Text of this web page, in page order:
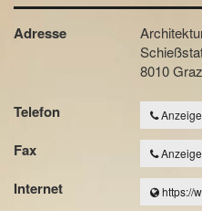
Adresse
8010 Graz
Telefon
Fax
Internet https://